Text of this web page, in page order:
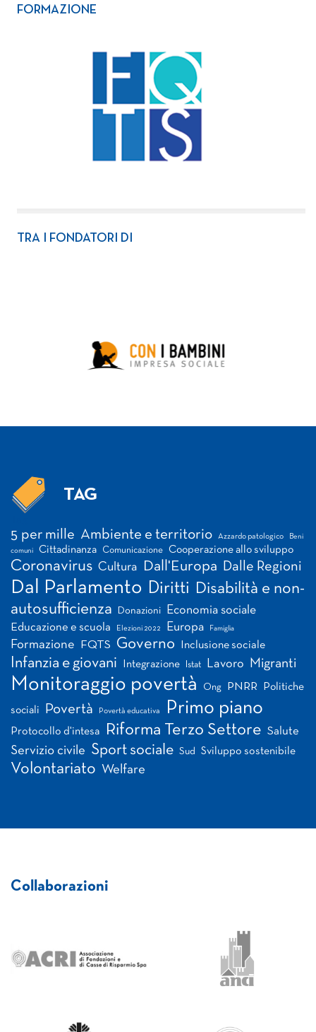
FORMAZIONE
TRA I FONDATORI DI
TAG
5 per mille Ambiente e territorio Azzardo patologico Beni
comuni Cittadinanza Comunicazione Cooperazione allo sviluppo
Coronavirus Cultura Dall'Europa Dalle Regioni
Dal Parlamento Diritti Disabilità e non-
autosufficienza
Donazioni Economia sociale
Educazione e scuola Elezioni 2022 Europa Famiglia
Formazione FQTS Governo Inclusione sociale
Infanzia e giovani Integrazione Istat Lavoro Migranti
Monitoraggio povertà Ong PNRR Politiche
sociali Povertà Povertà educativa Primo piano
Protocollo d'intesa Riforma Terzo Settore Salute
Servizio civile Sport sociale Sud Sviluppo sostenibile
Volontariato Welfare
Collaborazioni